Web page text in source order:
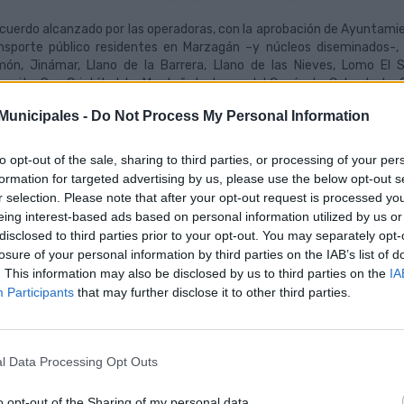
- Do Not Process My Personal Information
opt-out of the sale, sharing to third parties, or processing of your
for targeted advertising by us, please use the below opt-out
selection. Please note that after your opt-out request is processed
interest-based ads based on personal information utilized by us
to third parties prior to your opt-out. You may separately
of your personal information by third parties on the IAB’s list of
This information may also be disclosed by us to third parties on the
Participants that may further disclose it to other third parties.
Data Processing Opt Outs
alcanzado por las operadoras, con la aprobación de
público residentes en Marzagán –y núcleos diseminados-
Jinámar, Llano de la Barrera, Llano de las Nieves, Lomo El
San Cristóbal, La Montañeta, Lomo del Capón, La Calzada,
Cuevas Blancas, Los Giles, Cañada Honda, Casa Ayala, Costa
Llanos de Marrero, Bco. Tamaraceite, Jacomar, Bco. Las
Llano de las Mozas, Finca del Canónigo, Almatriche Alto, Lomo
Bajo, El Zardo, Fuente Morales, Maipez, La Herradura, La
de María Rivera, Lomo Corcobado, Masapez, La Milagrosa, La
del Álamo, Siete Puertas – y sus núcleos diseminados-.
usuarios, tras el preceptivo registro, recibirán una tarjeta
inteligente que permita su utilización en las
como una tarjeta monedero respetando la tarifa vigente en
de que se puede recargar hasta un máximo de 50 euros.
recargas se pueden realizar en las oficinas de Guaguas
Y como es norma desde marzo de 2013 en Guaguas
gratuito por cada viaje (incluido en las propias líneas